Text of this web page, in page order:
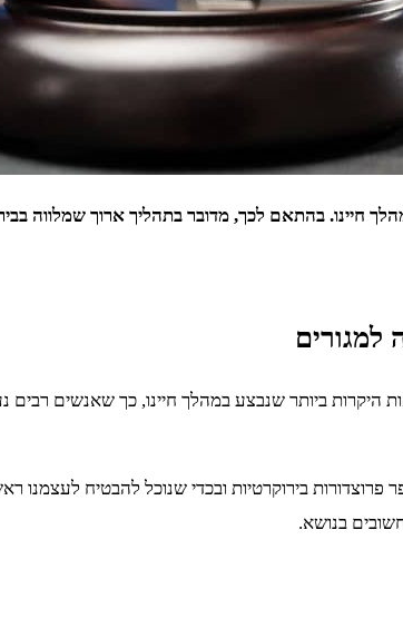
חיינו. בהתאם לכך, מדובר בתהליך ארוך שמלווה
למגורים
ביותר שנבצע במהלך חיינו, כך שאנשים
בירוקרטיות ובכדי שנוכל להבטיח לעצמנו
בנושא.